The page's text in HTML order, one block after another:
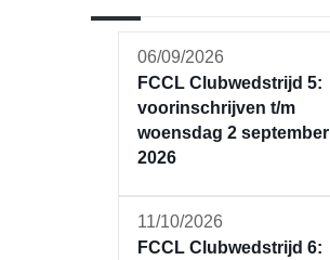
06/09/2026
FCCL Clubwedstrijd 5:
voorinschrijven t/m
woensdag 2 september
2026
11/10/2026
FCCL Clubwedstrijd 6: